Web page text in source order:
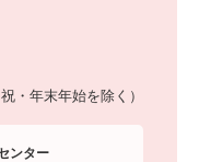
・年末年始を除く）
ンター